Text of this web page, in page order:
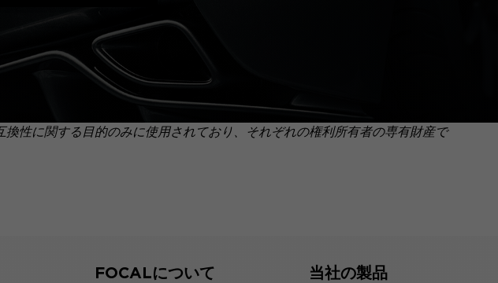
性に関する目的のみに使用されており、それぞれの権利所有者の専有財産で
FOCALについて 当社の製品